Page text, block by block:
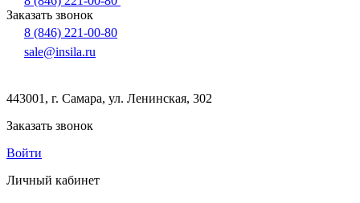
Заказать звонок
8 (846) 221-00-80
sale@insila.ru
443001, г. Самара, ул. Ленинская, 302
Заказать звонок
Войти
Личный кабинет